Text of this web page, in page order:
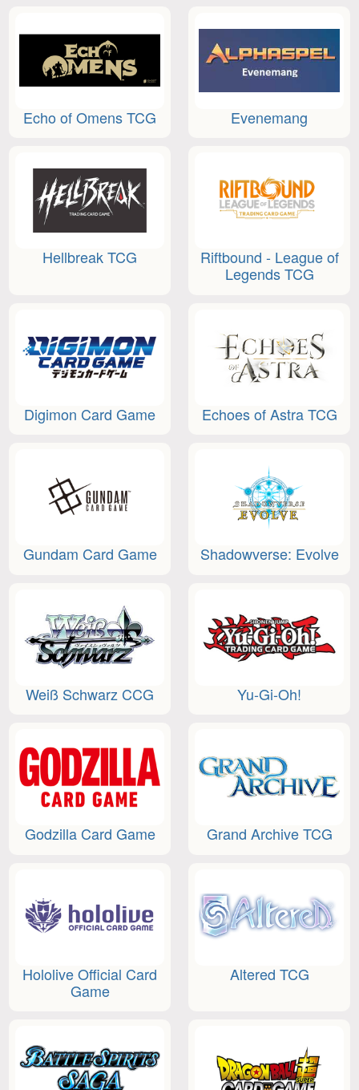
Echo of Omens TCG Evenemang
Hellbreak TCG
Riftbound - League of
Legends TCG
Digimon Card Game Echoes of Astra TCG
Gundam Card Game Shadowverse: Evolve
Weiß Schwarz CCG Yu-Gi-Oh!
Godzilla Card Game Grand Archive TCG
Hololive Official Card
Game
Altered TCG